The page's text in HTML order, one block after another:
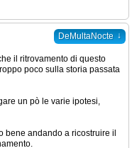
DeMultaNocte ↓
il ritrovamento di questo
poco sulla storia passata
un pò le varie ipotesi,
bene andando a ricostruire il